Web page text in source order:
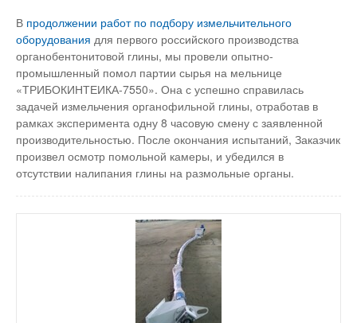
В продолжении работ по подбору измельчительного
оборудования для первого российского производства
органобентонитовой глины, мы провели опытно-
промышленный помол партии сырья на мельнице
«ТРИБОКИНТЕИКА-7550». Она с успешно справилась
задачей измельчения органофильной глины, отработав в
рамках эксперимента одну 8 часовую смену с заявленной
производительностью. После окончания испытаний, Заказчик
произвел осмотр помольной камеры, и убедился в
отсутствии налипания глины на размольные органы.